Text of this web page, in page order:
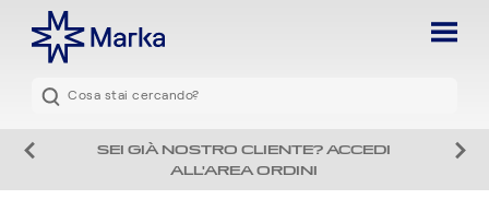
SEI GIÀ NOSTRO CLIENTE? ACCEDI
ALL'AREA ORDINI